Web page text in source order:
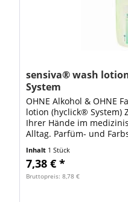
sensiva® wash
System
OHNE Alkohol & OHNE
lotion (hyclick® System)
Ihrer Hände im
Alltag. Parfüm- und
Inhalt 1 Stück
7,38 € *
Bruttopreis: 8,78 €